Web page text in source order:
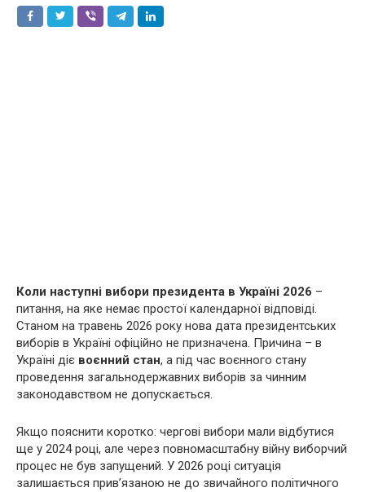
Коли наступні вибори президента в Україні 2026 –
питання, на яке немає простої календарної відповіді.
Станом на травень 2026 року нова дата президентських
виборів в Україні офіційно не призначена. Причина – в
Україні діє воєнний стан, а під час воєнного стану
проведення загальнодержавних виборів за чинним
законодавством не допускається.
Якщо пояснити коротко: чергові вибори мали відбутися
ще у 2024 році, але через повномасштабну війну виборчий
процес не був запущений. У 2026 році ситуація
залишається прив’язаною не до звичайного політичного